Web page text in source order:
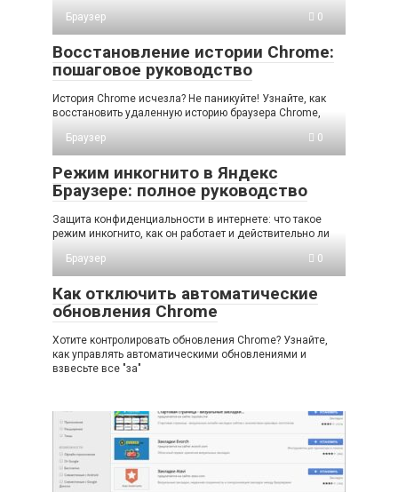
Браузер
0
Восстановление истории Chrome:
пошаговое руководство
История Chrome исчезла? Не паникуйте! Узнайте, как
восстановить удаленную историю браузера Chrome,
Браузер
0
Режим инкогнито в Яндекс
Браузере: полное руководство
Защита конфиденциальности в интернете: что такое
режим инкогнито, как он работает и действительно ли
Браузер
0
Как отключить автоматические
обновления Chrome
Хотите контролировать обновления Chrome? Узнайте,
как управлять автоматическими обновлениями и
взвесьте все "за"